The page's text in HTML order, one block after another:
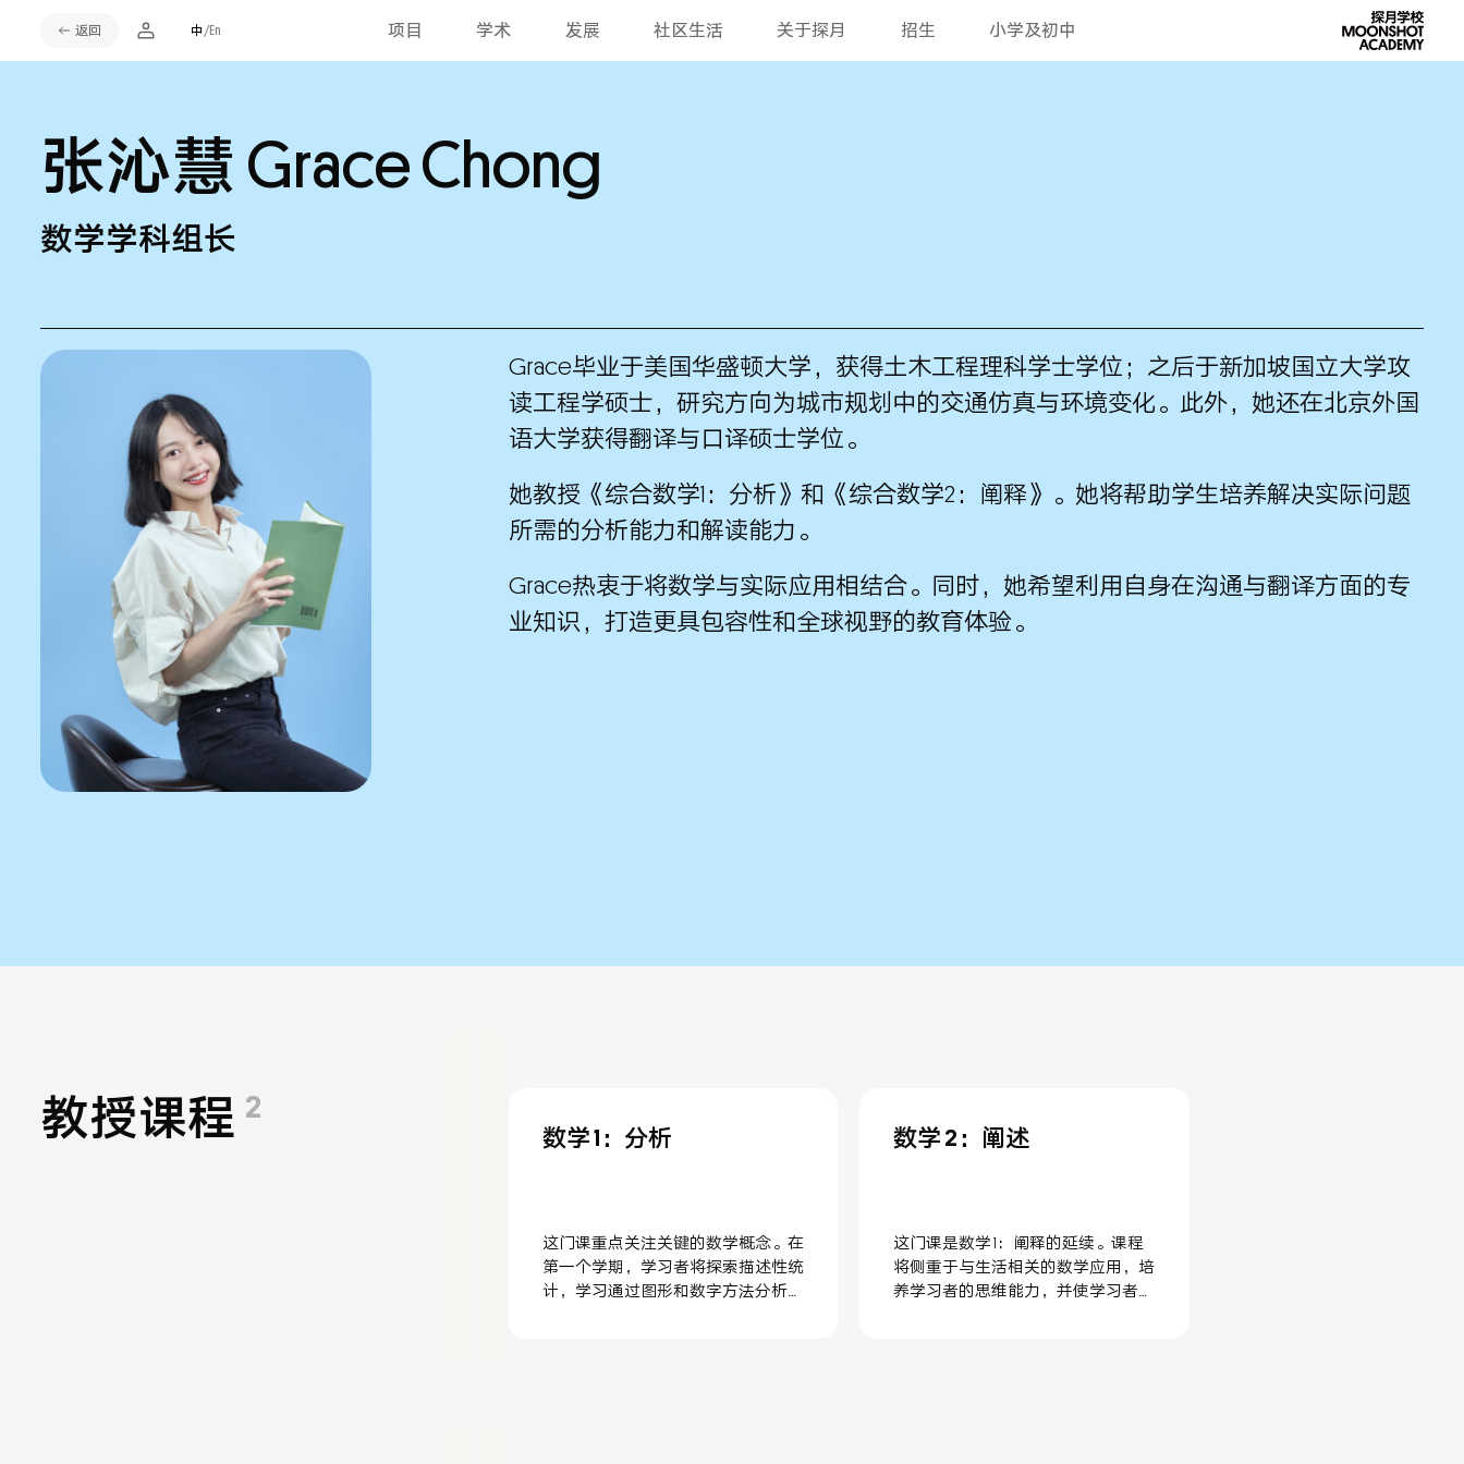
项目 学术 发展 社区生活 关于探月 招生 小学及初中
返回 中 /En
张沁慧 Grace Chong
数学学科组长
Grace毕业于美国华盛顿大学，获得土木工程理科学士学位；之后于新加坡国立大学攻
读工程学硕士，研究方向为城市规划中的交通仿真与环境变化。此外，她还在北京外国
语大学获得翻译与口译硕士学位。
她教授《综合数学1：分析》和《综合数学2：阐释》。她将帮助学生培养解决实际问题
所需的分析能力和解读能力。
Grace热衷于将数学与实际应用相结合。同时，她希望利用自身在沟通与翻译方面的专
业知识，打造更具包容性和全球视野的教育体验。
教授课程 2
数学 1：分析
这门课重点关注关键的数学概念。在
第一个学期，学习者将探索描述性统
计，学习通过图形和数字方法分析和
数学 2：阐述
这门课是数学 1：阐释的延续。课程
将侧重于与生活相关的数学应用，培
养学习者的思维能力，并使学习者能